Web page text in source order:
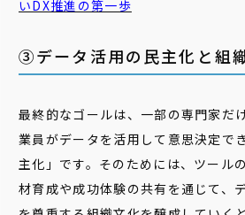
いDX推進の第一歩
③データ活用の民主化と組
最終的なゴールは、一部の専門家だ
業員がデータを活用して意思決定で
主化」です。そのためには、ツール
材育成や成功体験の共有を通じて、